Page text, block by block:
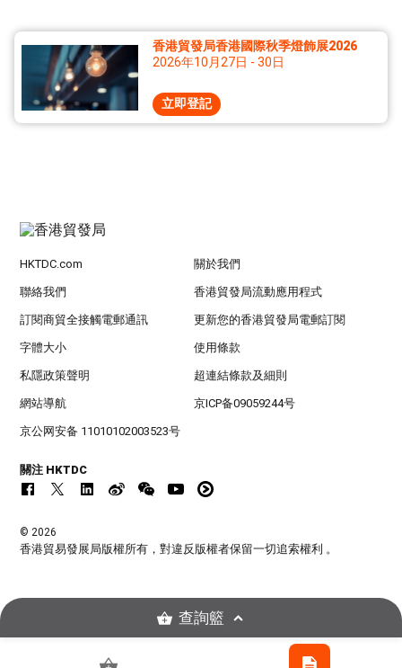
香港貿發局香港國際秋季燈飾展2026
2026年10月27日 - 30日
立即登記
HKTDC.com 關於我們
聯絡我們 香港貿發局流動應用程式
訂閱商貿全接觸電郵通訊 更新您的香港貿發局電郵訂閱
字體大小 使用條款
私隱政策聲明 超連結條款及細則
網站導航 京ICP备09059244号
京公网安备 11010102003523号
關注 HKTDC
© 2026
香港貿易發展局版權所有，對違反版權者保留一切追索權利 。
查詢籃